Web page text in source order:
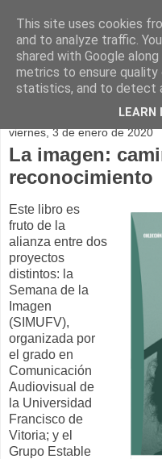
viernes, 3 de enero de 2020
La imagen:
reconocimiento
Este libro es
fruto de la
alianza entre dos
proyectos
distintos: la
Semana de la
Imagen
(SIMUFV),
organizada por
el grado en
Comunicación
Audiovisual de
la Universidad
Francisco de
Vitoria; y el
Grupo Estable
This site uses cookies
and to analyze traffic.
shared with Google
metrics to ensure quality
statistics, and to detect
LEARN